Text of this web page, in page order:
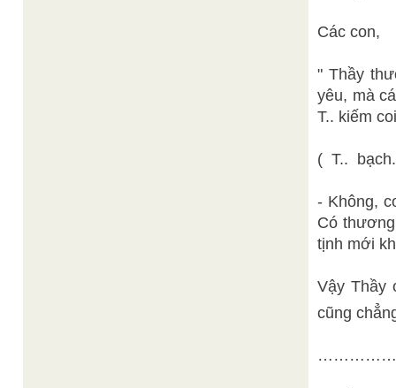
Các con,
" Thầy
yêu, mà
T.. kiếm
( T..
- Không,
Có
tịnh mới
Vậy Thầy
cũng